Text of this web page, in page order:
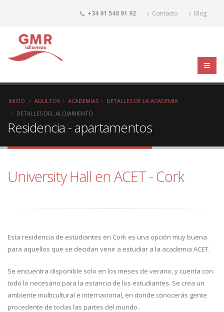
+34 91 548 91 92 Contacto Blog
INICIO ADULTOS ACADEMIAS
DETALLES DE LA ACADEMIA
DETALLES DEL ALOJAMIENTO
Residencia - apartamentos
University Hall en ACET - Cork
Esta residencia de estudiantes en Cork es una opción muy buena
para aquellos que se decidan venir a estudiar a la academia ACET.
Se encuentra disponible solo en los meses de verano, y cuenta con
todo lo necesario para la estancia de los estudiantes. Se crea un
ambiente multicultural e internacional, en donde conocerás gente
procedente de todas las partes del mundo.